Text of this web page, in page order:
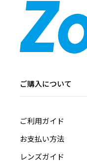
ご購入について
ご利用ガイド
お支払い方法
レンズガイド